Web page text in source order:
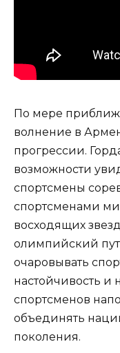
По мере
волнение в
прогрессии.
возможности
спортсмены
спортсменами
восходящих
олимпийский
очаровывать
настойчивость и
спортсменов
объединять
поколения.